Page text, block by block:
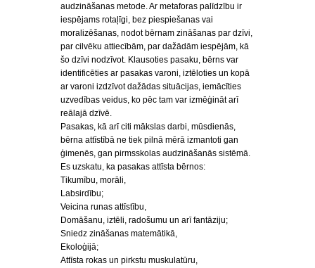
audzināšanas metode. Ar metaforas palīdzību ir
iespējams rotaļīgi, bez piespiešanas vai
moralizēšanas, nodot bērnam zināšanas par dzīvi,
par cilvēku attiecībām, par dažādām iespējām, kā
šo dzīvi nodzīvot. Klausoties pasaku, bērns var
identificēties ar pasakas varoni, iztēloties un kopā
ar varoni izdzīvot dažādas situācijas, iemācīties
uzvedības veidus, ko pēc tam var izmēģināt arī
reālajā dzīvē.
Pasakas, kā arī citi mākslas darbi, mūsdienās,
bērna attīstībā ne tiek pilnā mērā izmantoti gan
ģimenēs, gan pirmsskolas audzināšanās sistēmā.
Es uzskatu, ka pasakas attīsta bērnos:
Tikumību, morāli,
Labsirdību;
Veicina runas attīstību,
Domāšanu, iztēli, radošumu un arī fantāziju;
Sniedz zināšanas matemātikā,
Ekoloģijā;
Attīsta rokas un pirkstu muskulatūru,